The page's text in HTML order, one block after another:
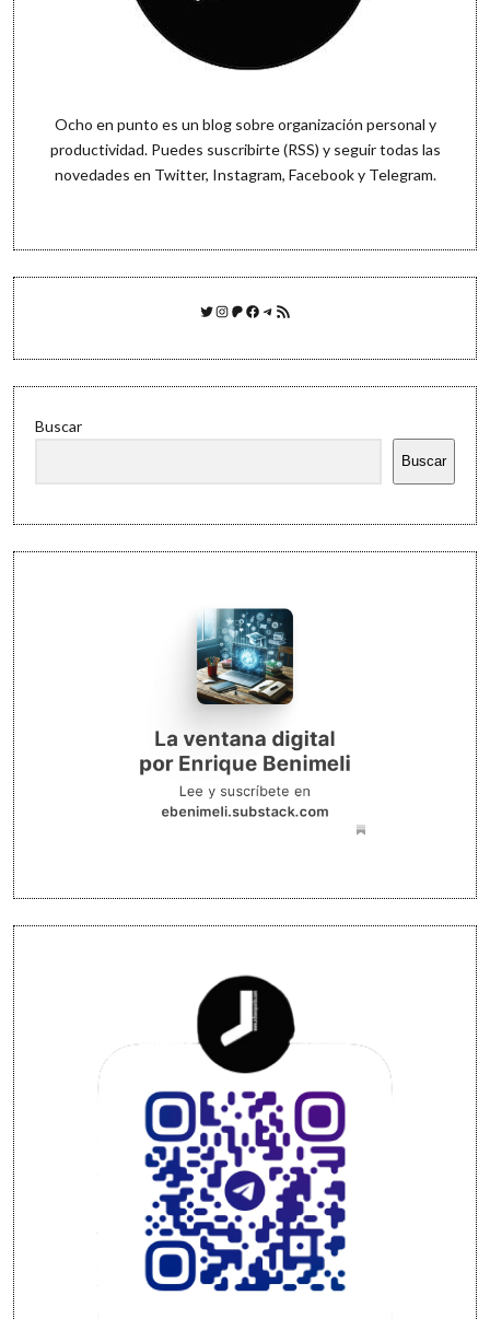
Ocho en punto es un blog sobre organización personal y
productividad. Puedes suscribirte (RSS) y seguir todas las
novedades en Twitter, Instagram, Facebooky Telegram.
Twitter
Instagram
Patreon
Facebook
Telegram
Feed RSS
Buscar
Buscar